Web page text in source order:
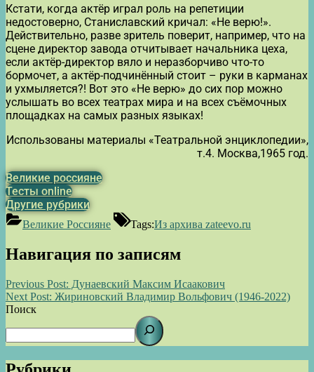
Кстати, когда актёр играл роль на репетиции
недостоверно, Станиславский кричал: «Не верю!».
Действительно, разве зритель поверит, например, что на
сцене директор завода отчитывает начальника цеха,
если актёр-директор вяло и неразборчиво что-то
бормочет, а актёр-подчинённый стоит – руки в карманах
и ухмыляется?! Вот это «Не верю» до сих пор можно
услышать во всех театрах мира и на всех съёмочных
площадках на самых разных языках!
Использованы материалы «Театральной энциклопедии»,
т.4. Москва,1965 год.
Великие россияне
Тесты online
Другие рубрики
Великие Россияне Tags:Из архива zateevo.ru
Навигация по записям
Previous Post: Дунаевский Максим Исаакович
Next Post: Жириновский Владимир Вольфович (1946-2022)
Поиск